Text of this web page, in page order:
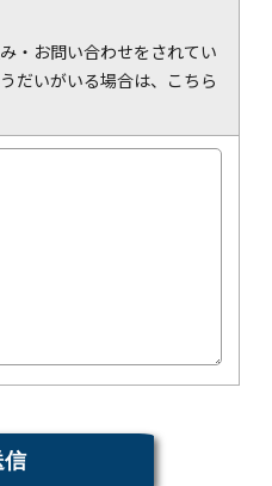
・お問い合わせをされてい
だいがいる場合は、こちら